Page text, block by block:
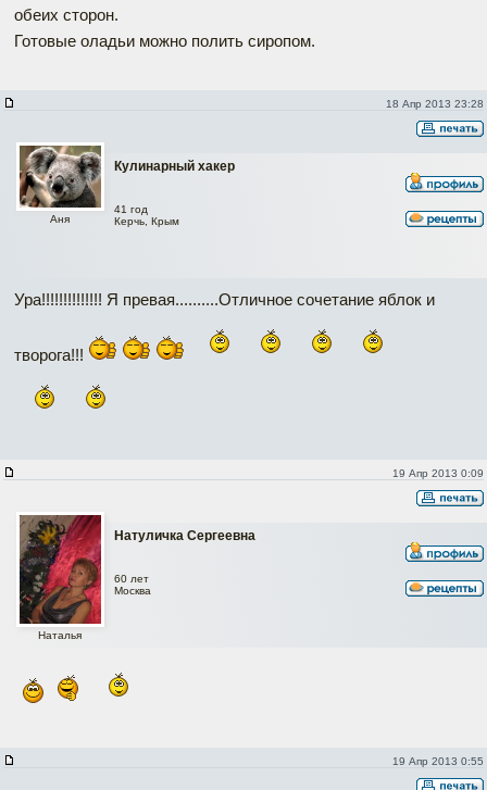
обеих сторон.
Готовые оладьи можно полить сиропом.
18 Апр 2013 23:28
Кулинарный хакер
Аня
41 год
Керчь, Крым
Ура!!!!!!!!!!!!!! Я превая..........Отличное сочетание яблок и
творога!!!
19 Апр 2013 0:09
Натуличка Сергеевна
Наталья
60 лет
Москва
19 Апр 2013 0:55